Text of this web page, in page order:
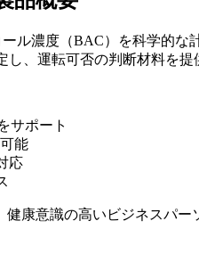
ル濃度（BAC）を科学的
、運転可否の判断材料を提
サポート
能
応
康意識の高いビジネスパ